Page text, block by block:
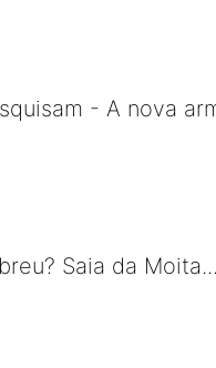
- A nova
Saia da